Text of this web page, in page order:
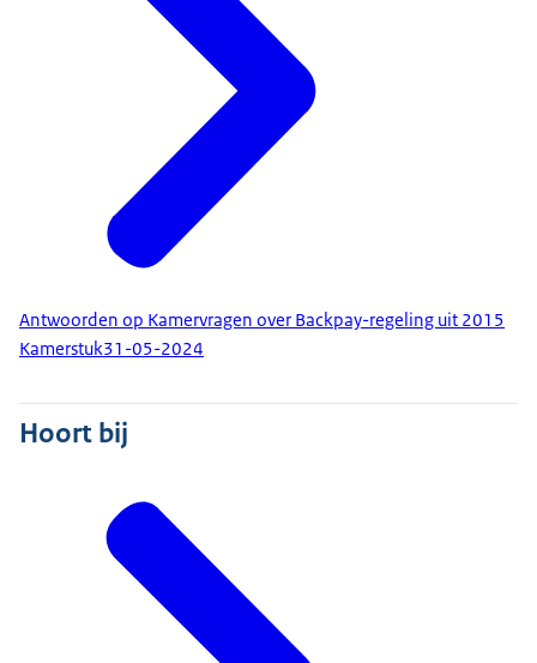
Antwoorden op Kamervragen over Backpay-regeling uit 2015
Kamerstuk31-05-2024
Hoort bij